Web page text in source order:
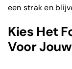
een strak en
Kies Het
Voor